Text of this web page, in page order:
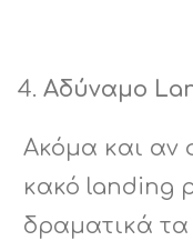
Αδύναμο
Ακόμα και αν
κακό landing
δραματικά